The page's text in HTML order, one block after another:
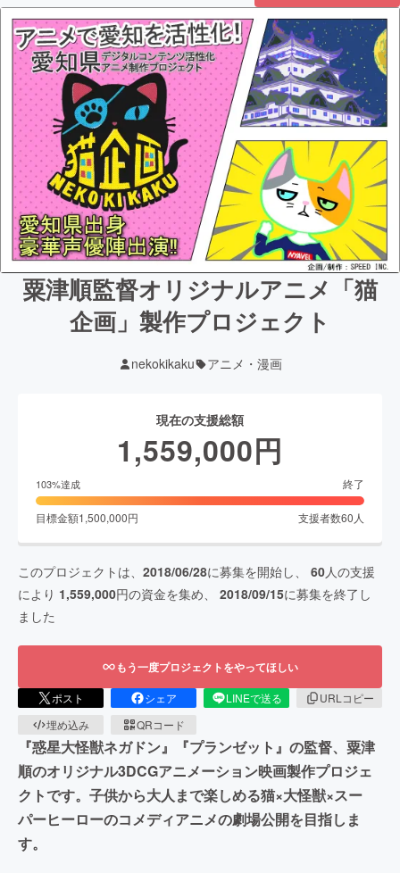
粟津順監督オリジナルアニメ「猫
企画」製作プロジェクト
nekokikaku アニメ・漫画
現在の支援総額
1,559,000円
103%達成 終了
目標金額1,500,000円 支援者数60 人
このプロジェクトは、 2018/06/28に募集を開始し、 60人の支援
により 1,559,000円の資金を集め、 2018/09/15に募集を終了し
ました
もう一度プロジェクトをやってほしい
ポスト シェア LINEで送る
URLコピー
埋め込み
QRコード
『惑星大怪獣ネガドン』『プランゼット』の監督、粟津
順のオリジナル3DCGアニメーション映画製作プロジェ
クトです。子供から大人まで楽しめる猫×大怪獣×スー
パーヒーローのコメディアニメの劇場公開を目指しま
す。